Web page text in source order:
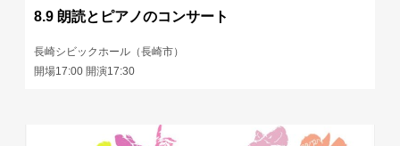
8.9 朗読とピアノのコンサート
長崎シビックホール（長崎市）
開場17:00 開演17:30